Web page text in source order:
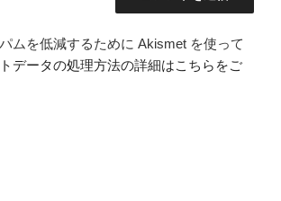
ムを低減するために Akismet を使って
データの処理方法の詳細はこちらをご